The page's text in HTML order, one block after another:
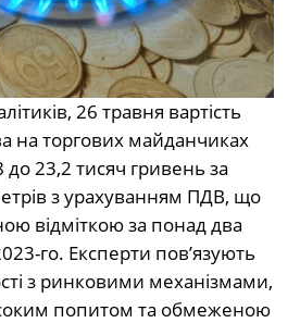
26 травня вартість
на торгових майданчиках
до 23,2 тисяч гривень за
з урахуванням ПДВ, що
відміткою за понад два
го. Експерти пов’язують
з ринковими механізмами,
попитом та обмеженою